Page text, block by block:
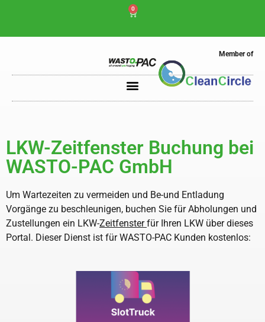
0
Member of
LKW-Zeitfenster Buchung bei
WASTO-PAC GmbH
Um Wartezeiten zu vermeiden und Be-und Entladung
Vorgänge zu beschleunigen, buchen Sie für Abholungen und
Zustellungen ein LKW-Zeitfenster für Ihren LKW über dieses
Portal. Dieser Dienst ist für WASTO-PAC Kunden kostenlos: